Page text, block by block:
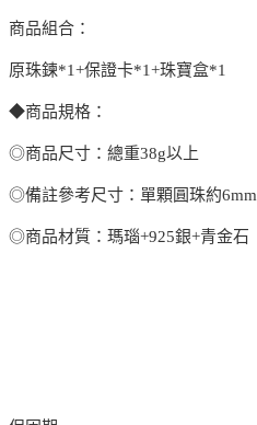
商品組合：
原珠鍊*1+保證卡*1+珠寶盒*1
◆商品規格：
◎商品尺寸：總重38g以上
◎備註參考尺寸：單顆圓珠約6mm
◎商品材質：瑪瑙+925銀+青金石